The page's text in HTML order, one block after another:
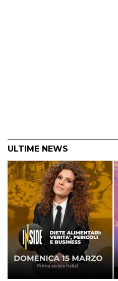
ULTIME NEWS